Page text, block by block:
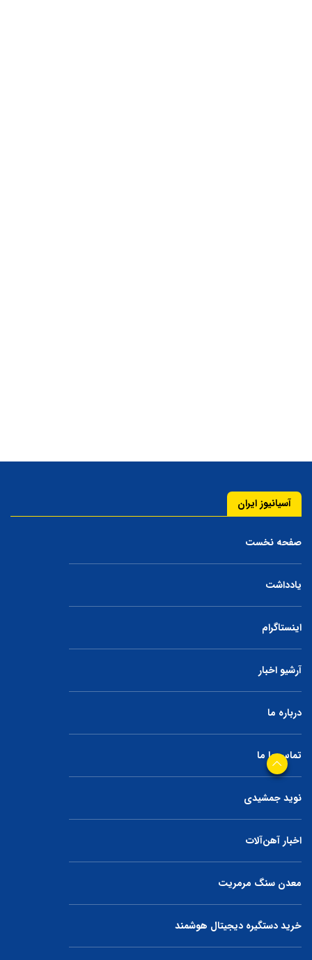
آسیانیوز ایران
صفحه نخست
یادداشت
اینستاگرام
آرشیو اخبار
درباره ما
تماس با ما
نوید جمشیدی
اخبار آهن‌آلات
معدن سنگ مرمریت
خرید دستگیره دیجیتال هوشمند